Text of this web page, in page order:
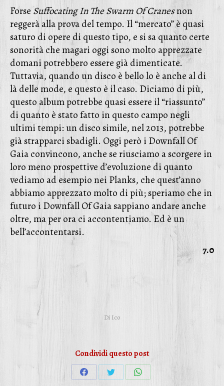
ForseSuffocating In The Swarm Of Cranesnon
reggerà alla prova del tempo. Il “mercato” è quasi
saturo di opere di questo tipo, e si sa quanto certe
sonorità che magari oggi sono molto apprezzate
domani potrebbero essere già dimenticate.
Tuttavia, quando un disco è bello lo è anche al di
là delle mode, e questo è il caso. Diciamo di più,
questo album potrebbe quasi essere il “riassunto”
di quanto è stato fatto in questo campo negli
ultimi tempi: un disco simile, nel 2013, potrebbe
già strapparci sbadigli. Oggi però i Downfall Of
Gaia convincono, anche se riusciamo a scorgere in
loro meno prospettive d’evoluzione di quanto
vediamo ad esempio nei Planks, che quest’anno
abbiamo apprezzato molto di più; speriamo che in
futuro i Downfall Of Gaia sappiano andare anche
oltre, ma per ora ci accontentiamo. Ed è un
bell’accontentarsi.
7.0
Di Ico
Condividi questo post
CondividiCondividiCondividi